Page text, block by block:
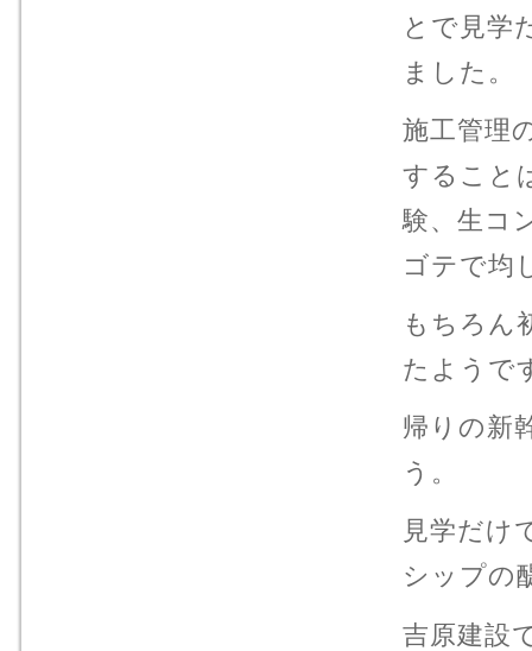
とで見学
ました。
施工管理
すること
験、生コ
ゴテで均
もちろん
たようで
帰りの新
う。
見学だけ
シップの
吉原建設